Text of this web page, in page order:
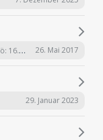
"Midnight Sin Folge 1: Sudames Lockruf" (Vö: 16.06.2017) 26. Mai 2017
29. Januar 2023